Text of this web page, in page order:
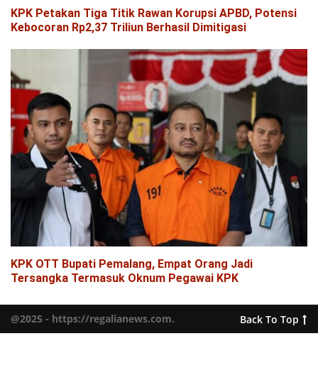
KPK Petakan Tiga Titik Rawan Korupsi APBD, Potensi
Kebocoran Rp2,37 Triliun Berhasil Dimitigasi
KPK OTT Bupati Pemalang, Empat Orang Jadi
Tersangka Termasuk Oknum Pegawai KPK
@2025 - https://regalianews.com. Back To Top